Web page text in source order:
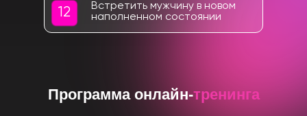
Встретить мужчину в новом
наполненном состоянии
12
Программа онлайн-тренинга